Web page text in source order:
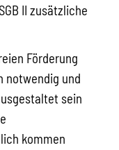
II zusätzliche
Förderung
notwendig und
sein
kommen